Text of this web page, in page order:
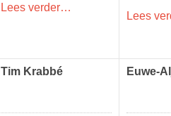
Lees verder…
Lees
Tim Krabbé Euwe-